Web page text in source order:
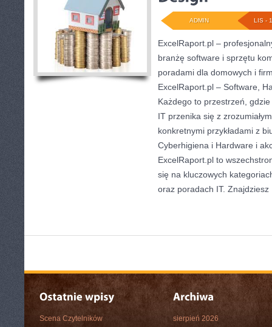
LIS -
ADMIN
ExcelRaport.pl –
branżę software i sprzętu
poradami dla domowych i
ExcelRaport.pl – Software,
Każdego to przestrzeń,
IT przenika się z
konkretnymi przykładami z
Cyberhigiena i Hardware i
ExcelRaport.pl to
się na kluczowych
oraz poradach IT. Znajdziesz
Scena Czytelników
sierpień 2026